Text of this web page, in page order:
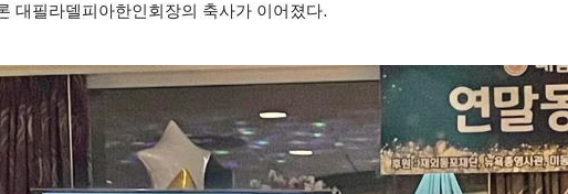
대필라델피아한인회장의 축사가 이어졌다.